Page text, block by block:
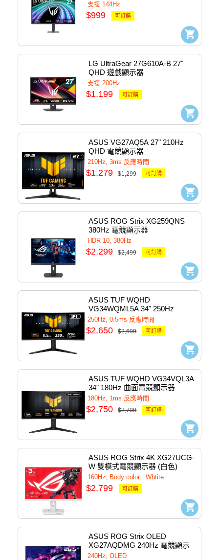
支援 144Hz
$999 可訂購
LG UltraGear 27G610A-B 27"
QHD 遊戲顯示器
支援 200Hz
$1,199 可訂購
ASUS VG27AQ5A 27" 210Hz
QHD 電競顯示器
210Hz, 3ms 反應時間
$1,279 $1,299 可訂購
ASUS ROG Strix XG259QNS
380Hz 電競顯示器
HDR 10, 380Hz
$2,299 $2,499 可訂購
ASUS TUF WQHD
VG34WQML5A 34" 250Hz
Curved 曲面電競顯示器
250Hz, 0.5ms 反應時間
$2,650 $2,699 可訂購
ASUS TUF WQHD VG34VQL3A
34" 180Hz 曲面電競顯示器
180Hz, 1ms 反應時間
$2,750 $2,799 可訂購
ASUS ROG Strix 4K XG27UCG-
W 雙模式電競顯示器 (白色)
160Hz, Body color : Whtite
$2,799 可訂購
ASUS ROG Strix OLED
XG27AQDMG 240Hz 電競顯示
器
240Hz, OLED